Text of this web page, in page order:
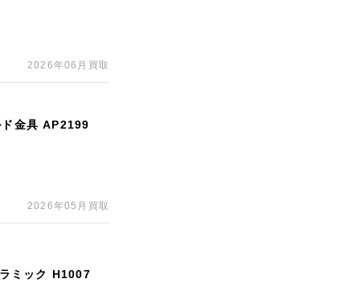
2026年06月買取
金具 AP2199
2026年05月買取
ミック H1007